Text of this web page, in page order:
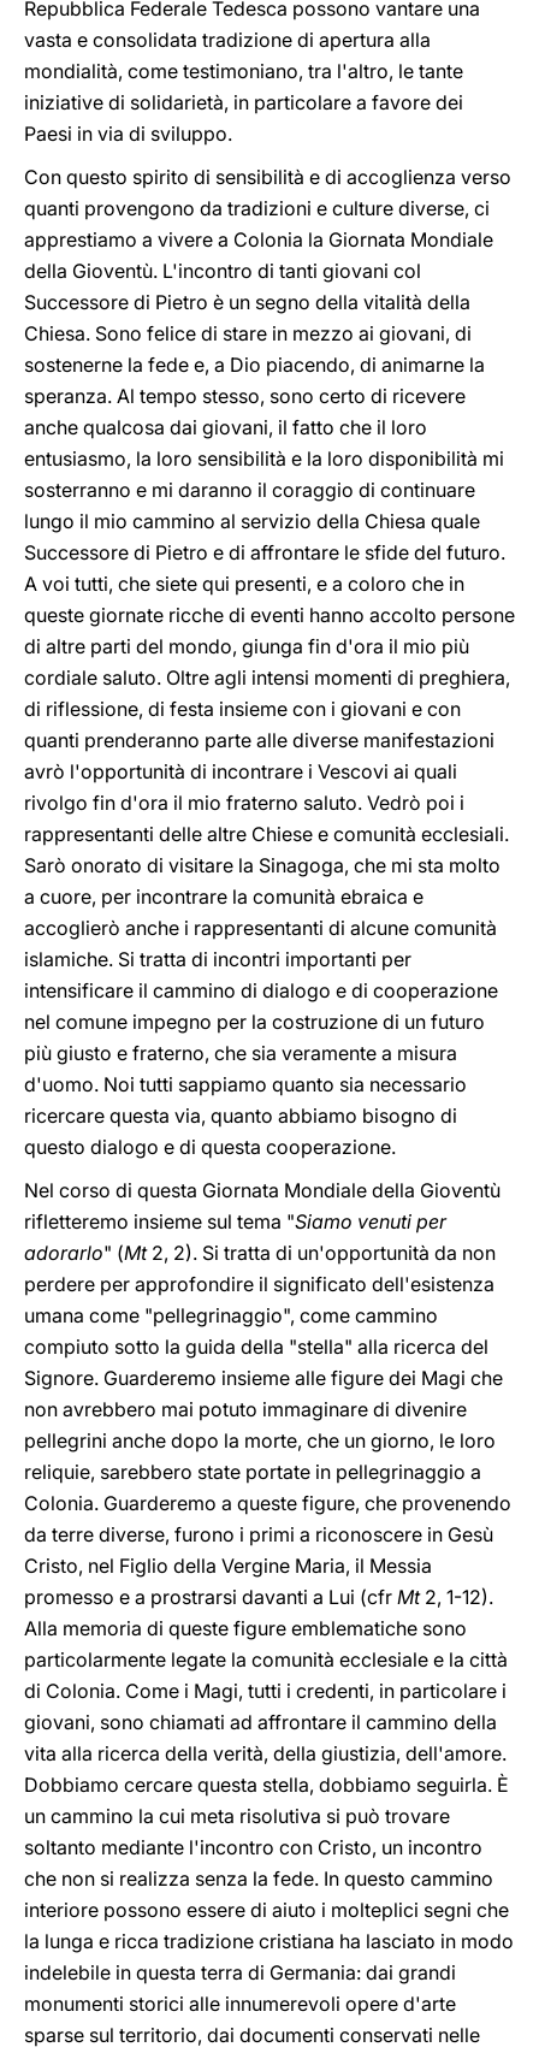
Repubblica Federale Tedesca possono vantare una
vasta e consolidata tradizione di apertura alla
mondialità, come testimoniano, tra l'altro, le tante
iniziative di solidarietà, in particolare a favore dei
Paesi in via di sviluppo.
Con questo spirito di sensibilità e di accoglienza verso
quanti provengono da tradizioni e culture diverse, ci
apprestiamo a vivere a Colonia la Giornata Mondiale
della Gioventù. L'incontro di tanti giovani col
Successore di Pietro è un segno della vitalità della
Chiesa. Sono felice di stare in mezzo ai giovani, di
sostenerne la fede e, a Dio piacendo, di animarne la
speranza. Al tempo stesso, sono certo di ricevere
anche qualcosa dai giovani, il fatto che il loro
entusiasmo, la loro sensibilità e la loro disponibilità mi
sosterranno e mi daranno il coraggio di continuare
lungo il mio cammino al servizio della Chiesa quale
Successore di Pietro e di affrontare le sfide del futuro.
A voi tutti, che siete qui presenti, e a coloro che in
queste giornate ricche di eventi hanno accolto persone
di altre parti del mondo, giunga fin d'ora il mio più
cordiale saluto. Oltre agli intensi momenti di preghiera,
di riflessione, di festa insieme con i giovani e con
quanti prenderanno parte alle diverse manifestazioni
avrò l'opportunità di incontrare i Vescovi ai quali
rivolgo fin d'ora il mio fraterno saluto. Vedrò poi i
rappresentanti delle altre Chiese e comunità ecclesiali.
Sarò onorato di visitare la Sinagoga, che mi sta molto
a cuore, per incontrare la comunità ebraica e
accoglierò anche i rappresentanti di alcune comunità
islamiche. Si tratta di incontri importanti per
intensificare il cammino di dialogo e di cooperazione
nel comune impegno per la costruzione di un futuro
più giusto e fraterno, che sia veramente a misura
d'uomo. Noi tutti sappiamo quanto sia necessario
ricercare questa via, quanto abbiamo bisogno di
questo dialogo e di questa cooperazione.
Nel corso di questa Giornata Mondiale della Gioventù
rifletteremo insieme sul tema "Siamo venuti per
adorarlo" (Mt2, 2). Si tratta di un'opportunità da non
perdere per approfondire il significato dell'esistenza
umana come "pellegrinaggio", come cammino
compiuto sotto la guida della "stella" alla ricerca del
Signore. Guarderemo insieme alle figure dei Magi che
non avrebbero mai potuto immaginare di divenire
pellegrini anche dopo la morte, che un giorno, le loro
reliquie, sarebbero state portate in pellegrinaggio a
Colonia. Guarderemo a queste figure, che provenendo
da terre diverse, furono i primi a riconoscere in Gesù
Cristo, nel Figlio della Vergine Maria, il Messia
promesso e a prostrarsi davanti a Lui (cfr Mt2, 1-12).
Alla memoria di queste figure emblematiche sono
particolarmente legate la comunità ecclesiale e la città
di Colonia. Come i Magi, tutti i credenti, in particolare i
giovani, sono chiamati ad affrontare il cammino della
vita alla ricerca della verità, della giustizia, dell'amore.
Dobbiamo cercare questa stella, dobbiamo seguirla. È
un cammino la cui meta risolutiva si può trovare
soltanto mediante l'incontro con Cristo, un incontro
che non si realizza senza la fede. In questo cammino
interiore possono essere di aiuto i molteplici segni che
la lunga e ricca tradizione cristiana ha lasciato in modo
indelebile in questa terra di Germania: dai grandi
monumenti storici alle innumerevoli opere d'arte
sparse sul territorio, dai documenti conservati nelle